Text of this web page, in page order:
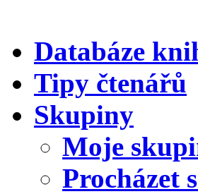
Databáze
Tipy čtenářů
Skupiny
Moje
Procházet